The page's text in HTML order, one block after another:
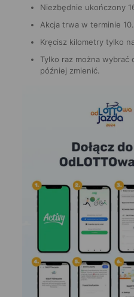
Niezbędnie ukończony
Akcja trwa w terminie
Kręcisz kilometry tylko
Tylko raz można wybrać
później zmienić.